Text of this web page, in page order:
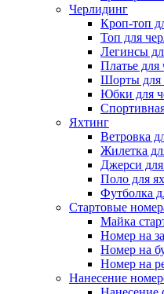
Черлидинг
Кроп-топ
Топ для
Легинсы
Платье для
Шорты для
Юбки для
Яхтинг
Ветровка
Жилетка
Джерси для
Поло для
Футболка
Стартовые
Майка
Номер на
Номер на
Номер на
Нанесение